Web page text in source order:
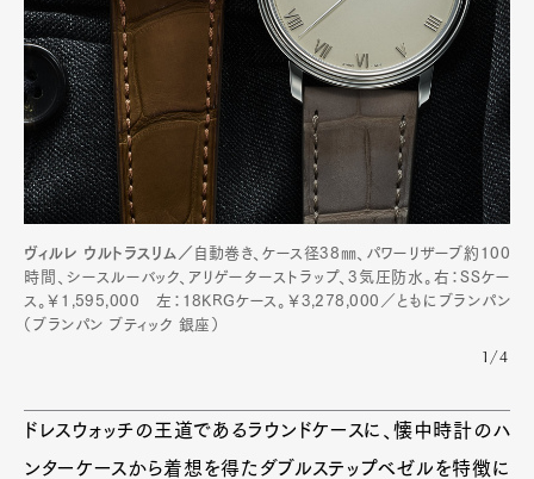
ヴィルレ ウルトラスリム／ 自動巻き、ケース径38㎜、パワーリザーブ約100
時間、シースルーバック、アリゲーターストラップ、3気圧防水。右：SSケー
ス。￥1,595,000 左：18KRGケース。￥3,278,000／ともにブランパン
（ブランパン ブティック 銀座）
1/4
ドレスウォッチの王道であるラウンドケースに、懐中時計のハ
ンターケースから着想を得たダブルステップベゼルを特徴に